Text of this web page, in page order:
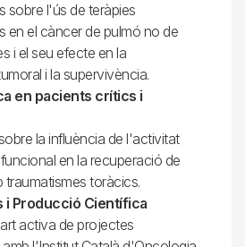
sobre l'ús de teràpies
en el càncer de pulmó no de
i el seu efecte en la
i la supervivència.
en pacients crítics i
la influència de l'activitat
en la recuperació de
traumatismes toràcics.
i Producció Científica
activa de projectes